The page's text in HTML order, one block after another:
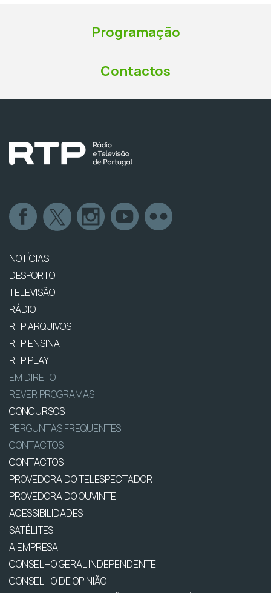
Programação
Contactos
NOTÍCIAS
DESPORTO
TELEVISÃO
RÁDIO
RTP ARQUIVOS
RTP ENSINA
RTP PLAY
EM DIRETO
REVER PROGRAMAS
CONCURSOS
PERGUNTAS FREQUENTES
CONTACTOS
CONTACTOS
PROVEDORA DO TELESPECTADOR
PROVEDORA DO OUVINTE
ACESSIBILIDADES
SATÉLITES
A EMPRESA
CONSELHO GERAL INDEPENDENTE
CONSELHO DE OPINIÃO